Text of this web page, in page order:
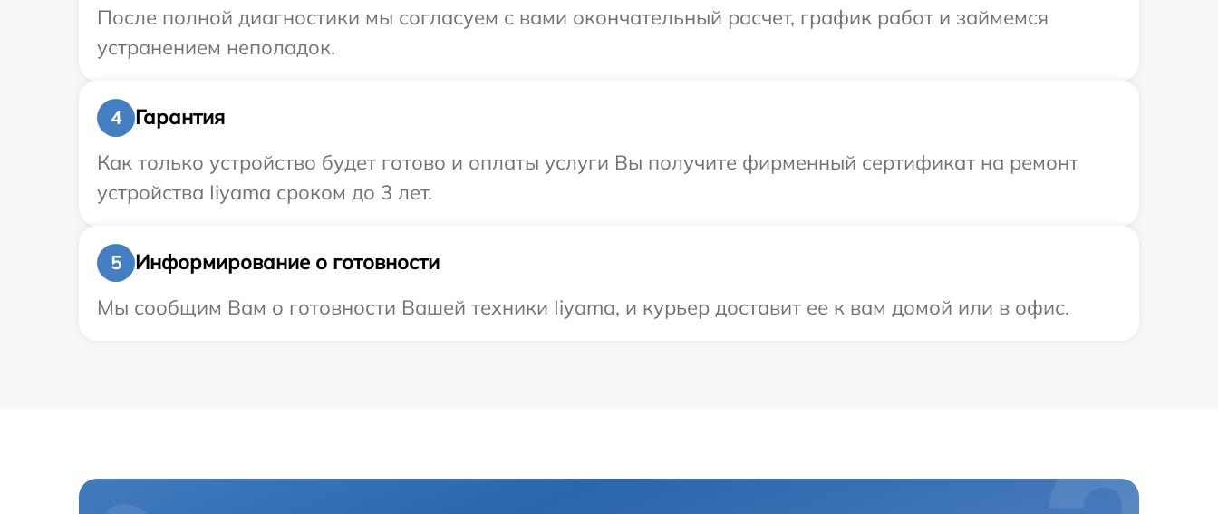
После полной диагностики мы согласуем с вами окончательный расчет, график работ и займемся
устранением неполадок.
4
Гарантия
Как только устройство будет готово и оплаты услуги Вы получите фирменный сертификат на ремонт
устройства Iiyama сроком до 3 лет.
5
Информирование о готовности
Мы сообщим Вам о готовности Вашей техники Iiyama, и курьер доставит ее к вам домой или в офис.